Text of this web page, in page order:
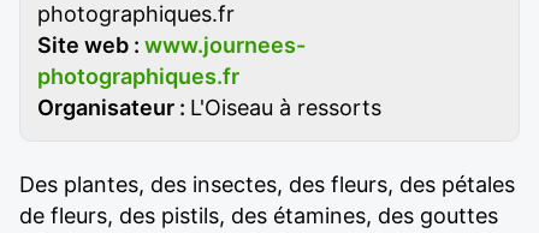
photographiques.fr
Site web : www.journees-
photographiques.fr
Organisateur : L'Oiseau à ressorts
Des plantes, des insectes, des fleurs, des pétales
de fleurs, des pistils, des étamines, des gouttes